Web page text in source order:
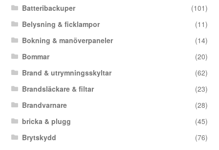
Batteribackuper
(101)
Belysning & ficklampor
(11)
Bokning & manöverpaneler
(14)
Bommar
(20)
Brand & utrymningsskyltar
(62)
Brandsläckare & filtar
(23)
Brandvarnare
(28)
bricka & plugg
(45)
Brytskydd
(76)